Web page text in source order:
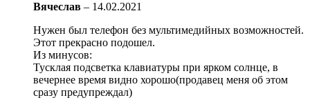
Вячеслав – 14.02.2021
Нужен был телефон без мультимедийных возможностей.
Этот прекрасно подошел.
Из минусов:
Тусклая подсветка клавиатуры при ярком солнце, в
вечернее время видно хорошо(продавец меня об этом
сразу предупреждал)